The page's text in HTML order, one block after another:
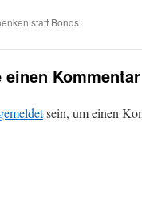
statt Bonds
einen Kommentar
sein, um einen